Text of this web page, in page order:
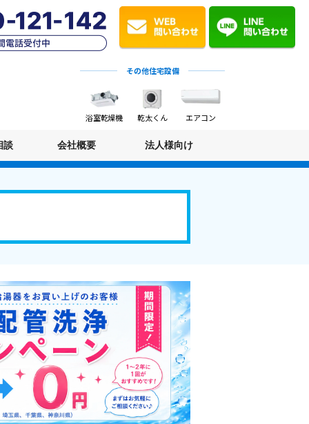
その他住宅設備
浴室乾燥機 乾太くん エアコン
談 会社概要 法人様向け